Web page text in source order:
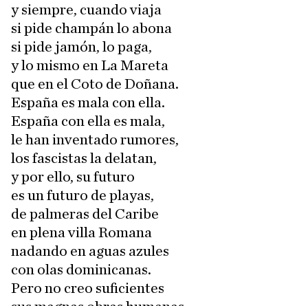
y siempre, cuando viaja
si pide champán lo abona
si pide jamón, lo paga,
y lo mismo en La Mareta
que en el Coto de Doñana.
España es mala con ella.
España con ella es mala,
le han inventado rumores,
los fascistas la delatan,
y por ello, su futuro
es un futuro de playas,
de palmeras del Caribe
en plena villa Romana
nadando en aguas azules
con olas dominicanas.
Pero no creo suficientes